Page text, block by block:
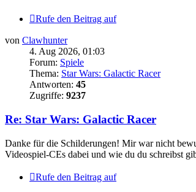
Rufe den Beitrag auf
von Clawhunter
4. Aug 2026, 01:03
Forum: Spiele
Thema: Star Wars: Galactic Racer
Antworten: 45
Zugriffe: 9237
Re: Star Wars: Galactic Racer
Danke für die Schilderungen! Mir war nicht
Videospiel-CEs dabei und wie du du schreibst
Rufe den Beitrag auf